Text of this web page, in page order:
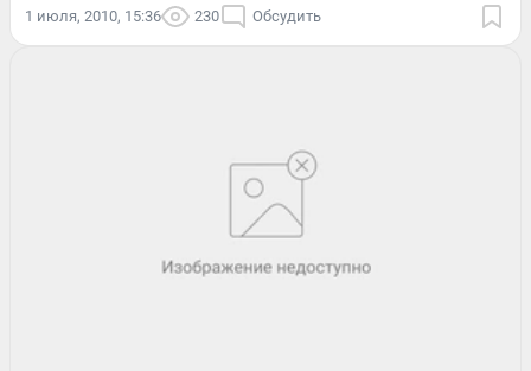
1 июля, 2010, 15:36 230 Обсудить